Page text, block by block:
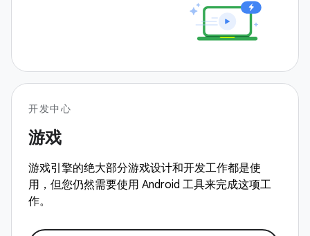
开发中心
游戏
游戏引擎的绝大部分游戏设计和开发工作都是使
用，但您仍然需要使用 Android 工具来完成这项工
作。